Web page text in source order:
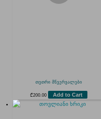
თეთრი მწვერვალები
₾200.00 Add to Cart